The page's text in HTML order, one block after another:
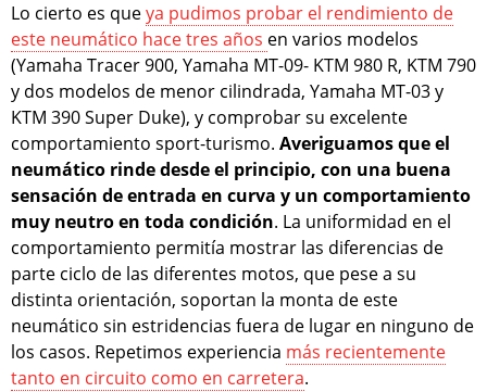
Lo cierto es queya pudimos probar el rendimiento de
este neumático hace tres años en varios modelos
(Yamaha Tracer 900, Yamaha MT-09- KTM 980 R, KTM 790
y dos modelos de menor cilindrada, Yamaha MT-03 y
KTM 390 Super Duke), y comprobar su excelente
comportamiento sport-turismo. Averiguamos que el
neumático rinde desde el principio, con una buena
sensación de entrada en curva y un comportamiento
muy neutro en toda condición. La uniformidad en el
comportamiento permitía mostrar las diferencias de
parte ciclo de las diferentes motos, que pese a su
distinta orientación, soportan la monta de este
neumático sin estridencias fuera de lugar en ninguno de
los casos. Repetimos experiencia más recientemente
tanto en circuito como en carretera.